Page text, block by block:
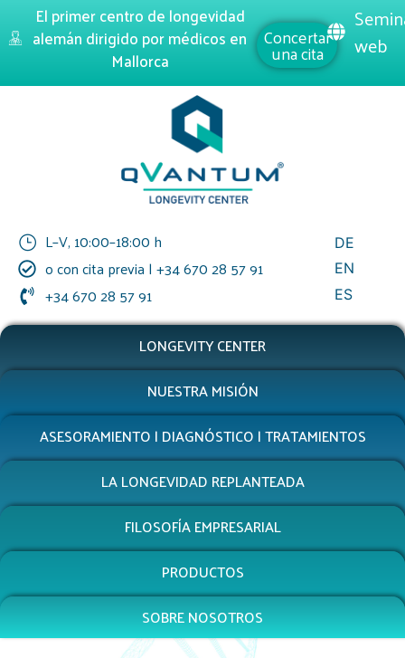
El primer centro de longevidad
alemán dirigido por médicos en
Mallorca
Concertar
una cita
web
L–V, 10:00–18:00 h
o con cita previa | +34 670 28 57 91
+34 670 28 57 91
DE
EN
ES
LONGEVITY CENTER
NUESTRA MISIÓN
ASESORAMIENTO | DIAGNÓSTICO | TRATAMIENTOS
LA LONGEVIDAD REPLANTEADA
FILOSOFÍA EMPRESARIAL
PRODUCTOS
SOBRE NOSOTROS